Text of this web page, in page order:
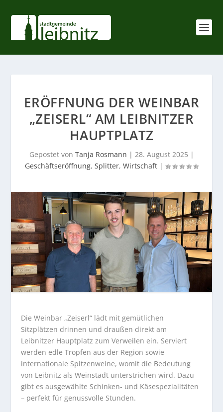
ERÖFFNUNG DER WEINBAR
„ZEISERL“ AM LEIBNITZER
HAUPTPLATZ
Gepostet von Tanja Rosmann | 28. August 2025 |
Geschäftseröffnung, Splitter, Wirtschaft |
Die Weinbar „Zeiserl“ lädt mit gemütlichen
Sitzplätzen drinnen und draußen direkt am
Leibnitzer Hauptplatz zum Verweilen ein. Serviert
werden edle Tropfen aus der Region sowie
internationale Spitzenweine, womit die Bedeutung
von Leibnitz als Weinstadt unterstrichen wird. Dazu
gibt es ausgewählte Schinken- und Käsespezialitäten
– perfekt für genussvolle Stunden.